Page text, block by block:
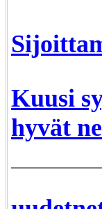
Kuusi
hyvät